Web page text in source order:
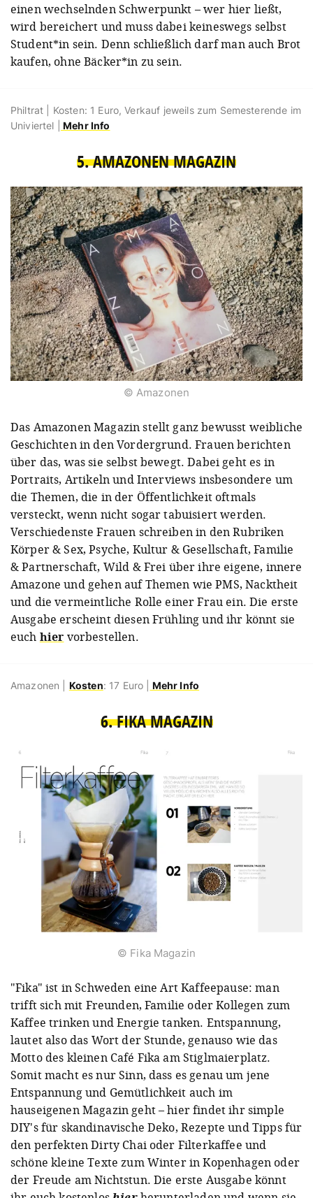
einen wechselnden Schwerpunkt – wer hier ließt,
wird bereichert und muss dabei keineswegs selbst
Student*in sein. Denn schließlich darf man auch Brot
kaufen, ohne Bäcker*in zu sein.
Philtrat | Kosten: 1 Euro, Verkauf jeweils zum Semesterende im
Univiertel |
Mehr Info
5. AMAZONEN MAGAZIN
© Amazonen
Das Amazonen Magazin stellt ganz bewusst weibliche
Geschichten in den Vordergrund. Frauen berichten
über das, was sie selbst bewegt. Dabei geht es in
Portraits, Artikeln und Interviews insbesondere um
die Themen, die in der Öffentlichkeit oftmals
versteckt, wenn nicht sogar tabuisiert werden.
Verschiedenste Frauen schreiben in den Rubriken
Körper & Sex, Psyche, Kultur & Gesellschaft, Familie
& Partnerschaft, Wild & Frei über ihre eigene, innere
Amazone und gehen auf Themen wie PMS, Nacktheit
und die vermeintliche Rolle einer Frau ein. Die erste
Ausgabe erscheint diesen Frühling und ihr könnt sie
euch hier vorbestellen.
Amazonen | Kosten: 17 Euro | Mehr Info
6. FIKA MAGAZIN
© Fika Magazin
"Fika" ist in Schweden eine Art Kaffeepause: man
trifft sich mit Freunden, Familie oder Kollegen zum
Kaffee trinken und Energie tanken. Entspannung,
lautet also das Wort der Stunde, genauso wie das
Motto des kleinen Café Fika am Stiglmaierplatz.
Somit macht es nur Sinn, dass es genau um jene
Entspannung und Gemütlichkeit auch im
hauseigenen Magazin geht – hier findet ihr simple
DIY's für skandinavische Deko, Rezepte und Tipps für
den perfekten Dirty Chai oder Filterkaffee und
schöne kleine Texte zum Winter in Kopenhagen oder
der Freude am Nichtstun. Die erste Ausgabe könnt